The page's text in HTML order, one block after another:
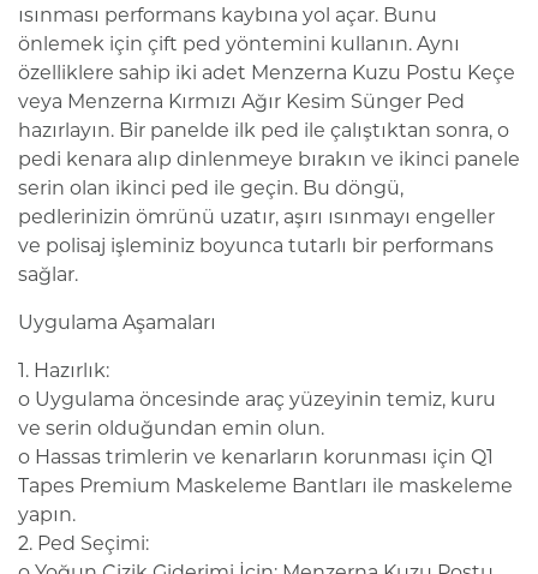
ısınması performans kaybına yol açar. Bunu
önlemek için çift ped yöntemini kullanın. Aynı
özelliklere sahip iki adet Menzerna Kuzu Postu Keçe
veya Menzerna Kırmızı Ağır Kesim Sünger Ped
hazırlayın. Bir panelde ilk ped ile çalıştıktan sonra, o
pedi kenara alıp dinlenmeye bırakın ve ikinci panele
serin olan ikinci ped ile geçin. Bu döngü,
pedlerinizin ömrünü uzatır, aşırı ısınmayı engeller
ve polisaj işleminiz boyunca tutarlı bir performans
sağlar.
Uygulama Aşamaları
1. Hazırlık:
o Uygulama öncesinde araç yüzeyinin temiz, kuru
ve serin olduğundan emin olun.
o Hassas trimlerin ve kenarların korunması için Q1
Tapes Premium Maskeleme Bantları ile maskeleme
yapın.
2. Ped Seçimi: